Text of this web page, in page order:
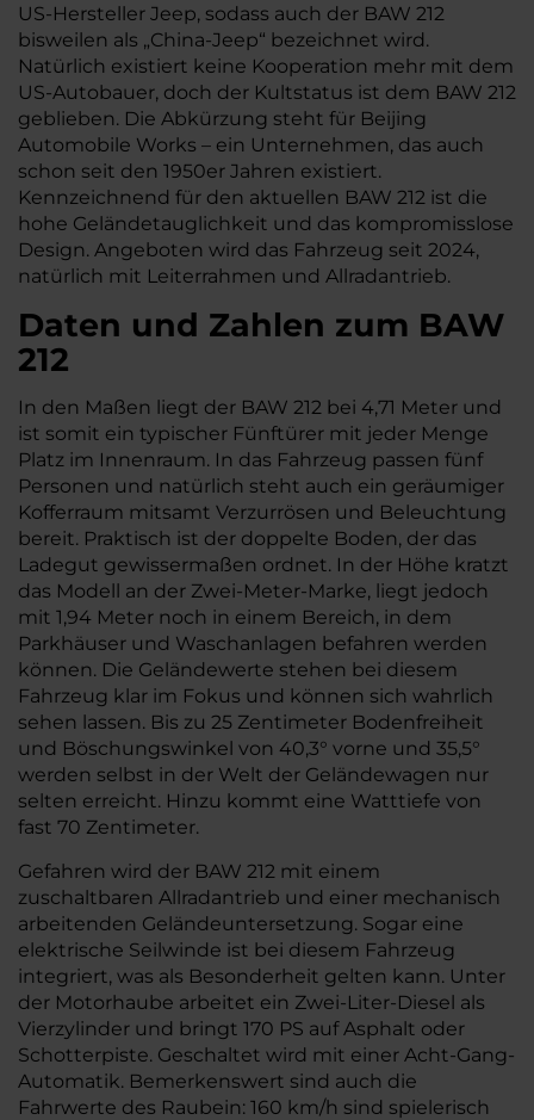
US-Hersteller Jeep, sodass auch der BAW 212
bisweilen als „China-Jeep“ bezeichnet wird.
Natürlich existiert keine Kooperation mehr mit dem
US-Autobauer, doch der Kultstatus ist dem BAW 212
geblieben. Die Abkürzung steht für Beijing
Automobile Works – ein Unternehmen, das auch
schon seit den 1950er Jahren existiert.
Kennzeichnend für den aktuellen BAW 212 ist die
hohe Geländetauglichkeit und das kompromisslose
Design. Angeboten wird das Fahrzeug seit 2024,
natürlich mit Leiterrahmen und Allradantrieb.
Daten und Zahlen zum BAW
212
In den Maßen liegt der BAW 212 bei 4,71 Meter und
ist somit ein typischer Fünftürer mit jeder Menge
Platz im Innenraum. In das Fahrzeug passen fünf
Personen und natürlich steht auch ein geräumiger
Kofferraum mitsamt Verzurrösen und Beleuchtung
bereit. Praktisch ist der doppelte Boden, der das
Ladegut gewissermaßen ordnet. In der Höhe kratzt
das Modell an der Zwei-Meter-Marke, liegt jedoch
mit 1,94 Meter noch in einem Bereich, in dem
Parkhäuser und Waschanlagen befahren werden
können. Die Geländewerte stehen bei diesem
Fahrzeug klar im Fokus und können sich wahrlich
sehen lassen. Bis zu 25 Zentimeter Bodenfreiheit
und Böschungswinkel von 40,3° vorne und 35,5°
werden selbst in der Welt der Geländewagen nur
selten erreicht. Hinzu kommt eine Watttiefe von
fast 70 Zentimeter.
Gefahren wird der BAW 212 mit einem
zuschaltbaren Allradantrieb und einer mechanisch
arbeitenden Geländeuntersetzung. Sogar eine
elektrische Seilwinde ist bei diesem Fahrzeug
integriert, was als Besonderheit gelten kann. Unter
der Motorhaube arbeitet ein Zwei-Liter-Diesel als
Vierzylinder und bringt 170 PS auf Asphalt oder
Schotterpiste. Geschaltet wird mit einer Acht-Gang-
Automatik. Bemerkenswert sind auch die
Fahrwerte des Raubein: 160 km/h sind spielerisch